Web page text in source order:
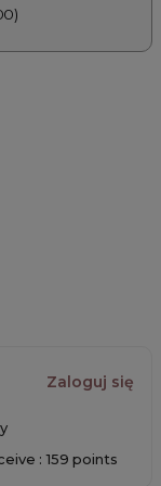
Zaloguj się
: 159 points